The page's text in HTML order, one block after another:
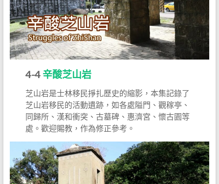
4-4 辛酸芝山岩
芝山岩是士林移民掙扎歷史的縮影，本集記錄了
芝山岩移民的活動遺跡，如各處隘門、觀稼亭、
同歸所、漢和衝突、古墓碑、惠濟宮、懷古園等
處。歡迎賜教，作為修正參考。